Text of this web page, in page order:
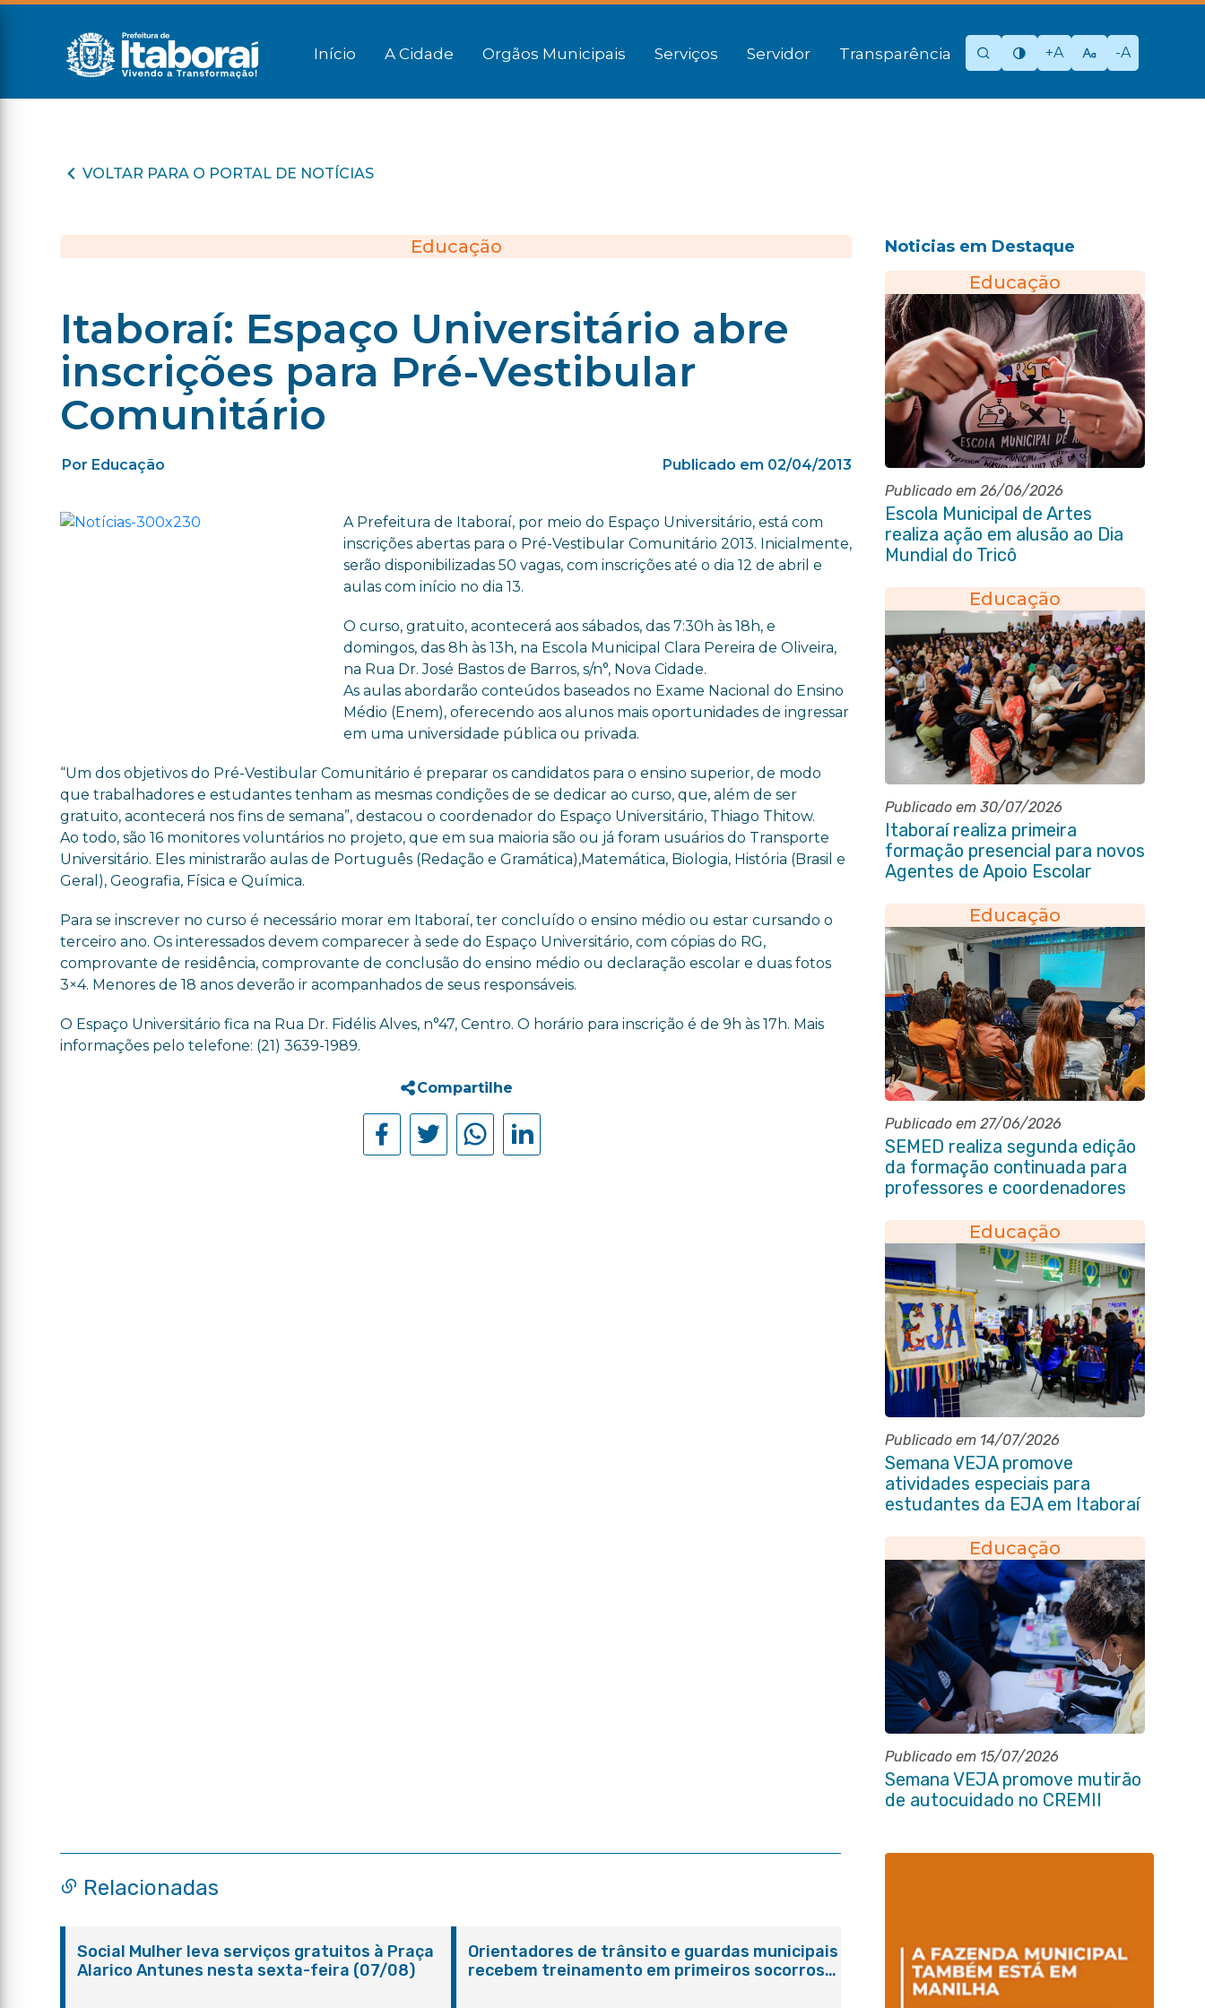
Início A Cidade Orgãos Municipais Serviços Servidor Transparência +A -A
VOLTAR PARA O PORTAL DE NOTÍCIAS
Educação
Itaboraí: Espaço Universitário abre
inscrições para Pré-Vestibular
Comunitário
Por Educação Publicado em 02/04/2013
A Prefeitura de Itaboraí, por meio do Espaço Universitário, está com
inscrições abertas para o Pré-Vestibular Comunitário 2013. Inicialmente,
serão disponibilizadas 50 vagas, com inscrições até o dia 12 de abril e
aulas com início no dia 13.
O curso, gratuito, acontecerá aos sábados, das 7:30h às 18h, e
domingos, das 8h às 13h, na Escola Municipal Clara Pereira de Oliveira,
na Rua Dr. José Bastos de Barros, s/n°, Nova Cidade.
As aulas abordarão conteúdos baseados no Exame Nacional do Ensino
Médio (Enem), oferecendo aos alunos mais oportunidades de ingressar
em uma universidade pública ou privada.
“Um dos objetivos do Pré-Vestibular Comunitário é preparar os candidatos para o ensino superior, de modo
que trabalhadores e estudantes tenham as mesmas condições de se dedicar ao curso, que, além de ser
gratuito, acontecerá nos fins de semana”, destacou o coordenador do Espaço Universitário, Thiago Thitow.
Ao todo, são 16 monitores voluntários no projeto, que em sua maioria são ou já foram usuários do Transporte
Universitário. Eles ministrarão aulas de Português (Redação e Gramática),Matemática, Biologia, História (Brasil e
Geral), Geografia, Física e Química.
Para se inscrever no curso é necessário morar em Itaboraí, ter concluído o ensino médio ou estar cursando o
terceiro ano. Os interessados devem comparecer à sede do Espaço Universitário, com cópias do RG,
comprovante de residência, comprovante de conclusão do ensino médio ou declaração escolar e duas fotos
3×4. Menores de 18 anos deverão ir acompanhados de seus responsáveis.
O Espaço Universitário fica na Rua Dr. Fidélis Alves, n°47, Centro. O horário para inscrição é de 9h às 17h. Mais
informações pelo telefone: (21) 3639-1989.
Compartilhe
Noticias em Destaque
Educação
Publicado em 26/06/2026
Escola Municipal de Artes
realiza ação em alusão ao Dia
Mundial do Tricô
Educação
Publicado em 30/07/2026
Itaboraí realiza primeira
formação presencial para novos
Agentes de Apoio Escolar
Educação
Publicado em 27/06/2026
SEMED realiza segunda edição
da formação continuada para
professores e coordenadores
Educação
Publicado em 14/07/2026
Semana VEJA promove
atividades especiais para
estudantes da EJA em Itaboraí
Educação
Publicado em 15/07/2026
Semana VEJA promove mutirão
de autocuidado no CREMII
Relacionadas
Social Mulher leva serviços gratuitos à Praça
Alarico Antunes nesta sexta-feira (07/08)
Orientadores de trânsito e guardas municipais
recebem treinamento em primeiros socorros